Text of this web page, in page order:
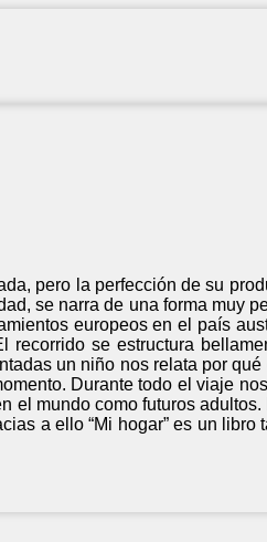
pero la perfección de su
se narra de una forma muy
europeos en el país
se estructura
un niño nos relata por qué
Durante todo el viaje
el mundo como futuros adultos.
a ello “Mi hogar” es un libro